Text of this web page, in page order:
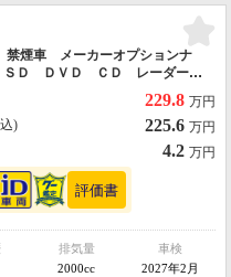
煙車 メーカーオプションナ
ＳＤ ＤＶＤ ＣＤ レーダーク
マートキー パドルシフト シ
229.8 万円
) 225.6 万円
4.2 万円
排気量
2000cc
車検
2027年2月